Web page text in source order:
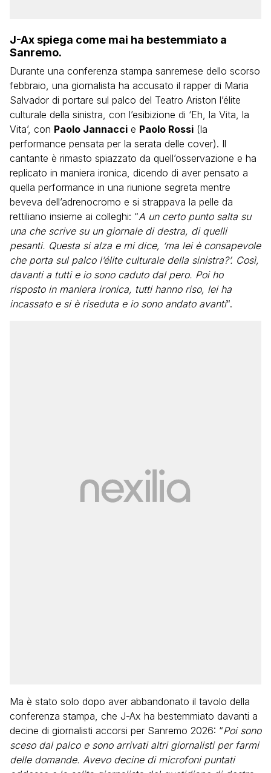
J-Ax spiega come mai ha bestemmiato a
Sanremo.
Durante una conferenza stampa sanremese dello scorso
febbraio, una giornalista ha accusato il rapper di Maria
Salvador di portare sul palco del Teatro Ariston l’élite
culturale della sinistra, con l’esibizione di ‘Eh, la Vita, la
Vita’, con Paolo Jannacci e Paolo Rossi (la
performance pensata per la serata delle cover). Il
cantante è rimasto spiazzato da quell’osservazione e ha
replicato in maniera ironica, dicendo di aver pensato a
quella performance in una riunione segreta mentre
beveva dell’adrenocromo e si strappava la pelle da
rettiliano insieme ai colleghi: “A un certo punto salta su
una che scrive su un giornale di destra, di quelli
pesanti. Questa si alza e mi dice, ‘ma lei è consapevole
che porta sul palco l’élite culturale della sinistra?’. Così,
davanti a tutti e io sono caduto dal pero. Poi ho
risposto in maniera ironica, tutti hanno riso, lei ha
incassato e si è riseduta e io sono andato avanti“.
Ma è stato solo dopo aver abbandonato il tavolo della
conferenza stampa, che J-Ax ha bestemmiato davanti a
decine di giornalisti accorsi per Sanremo 2026: “Poi sono
sceso dal palco e sono arrivati altri giornalisti per farmi
delle domande. Avevo decine di microfoni puntati